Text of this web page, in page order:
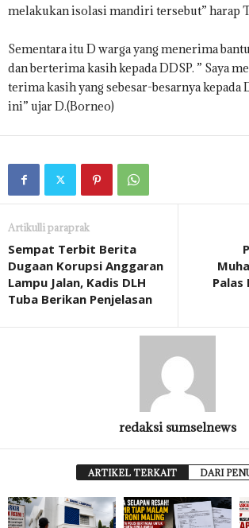
melakukan isolasi mandiri tersebut” harap
Sementara itu D warga yang menerima
dan berterima kasih kepada DDSP. ” Saya
terima kasih yang sebesar-besarnya kepada
ini” ujar D.(Borneo)
Artikulli paraprak
Sempat Terbit Berita
Dugaan Korupsi Anggaran
Lampu Jalan, Kadis DLH
Tuba Berikan Penjelasan
Palas
redaksi sumselnews
ARTIKEL TERKAIT DARI